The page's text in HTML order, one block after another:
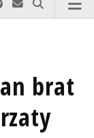
zadzwoń
u
X
nas na Instagram-ie
nas na TikTok-u
Szukaj nas na Spotify
Wyślij do nas
Szukaj
brat